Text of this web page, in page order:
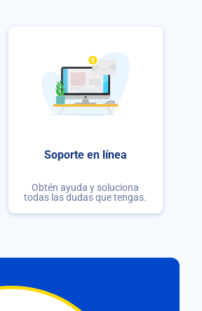
Soporte en línea
Obtén ayuda y soluciona
todas las dudas que tengas.